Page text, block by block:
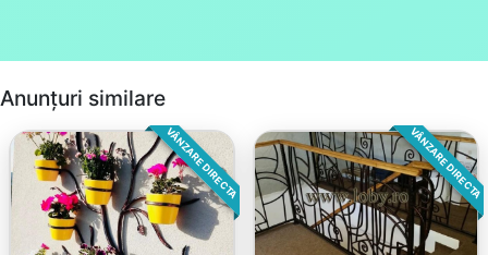
Anunțuri similare
VÂNZARE DIRECTA VÂNZARE DIRECTA